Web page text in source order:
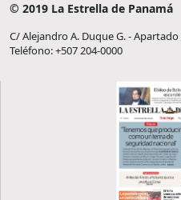
© 2019 La Estrella de Panamá
C/ Alejandro A. Duque G. - Apartado
Teléfono: +507 204-0000